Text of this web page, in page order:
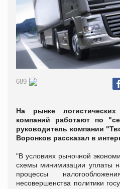
689
На рынке
компаний работают по
руководитель компании
Воронков рассказал в
"В условиях рыночной
схемы минимизации уплаты
процессы
несовершенства политики